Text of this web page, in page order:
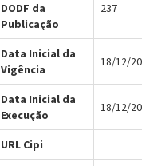
DODF da
Publicação
237
Data Inicial da
Vigência
18/12/
Data Inicial da
Execução
18/12/
URL Cipi